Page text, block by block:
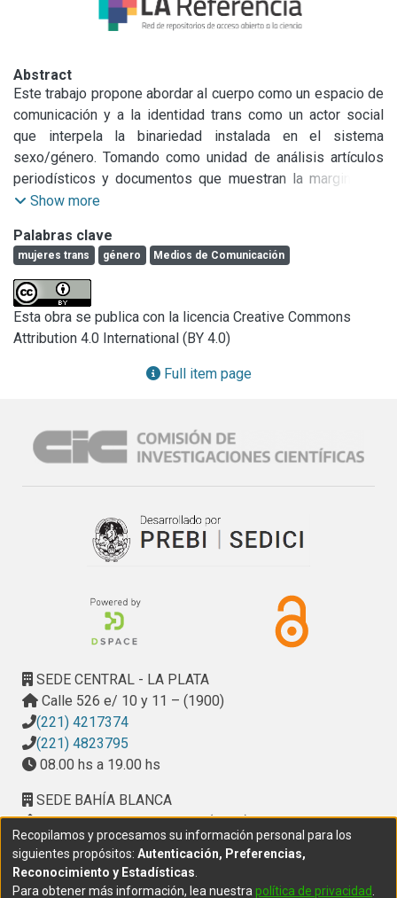
Abstract
Este trabajo propone abordar al cuerpo como un espacio de
comunicación y a la identidad trans como un actor social
que interpela la binariedad instalada en el sistema
sexo/género. Tomando como unidad de análisis artículos
periodísticos y documentos que muestran la marginación
con la que conviven las mujeres trans, como también
de derechos.
Show more
Palabras clave
mujeres trans género Medios de Comunicación
Esta obra se publica con la licencia Creative Commons
Attribution 4.0 International (BY 4.0)
Full item page
SEDE CENTRAL - LA PLATA
Calle 526 e/ 10 y 11 – (1900)
(221) 4217374
(221) 4823795
08.00 hs a 19.00 hs
SEDE BAHÍA BLANCA
Calle Ciudad de Cali 320 – (8000). Universidad
Provincial del Sudoeste (UPSO)
(291) 459 2550, interno 147
10.00 h a 14.00 h
Recopilamos y procesamos su información personal para los
siguientes propósitos: Autenticación, Preferencias,
Reconocimiento y Estadísticas
Para obtener más información, lea nuestra política de privacidad